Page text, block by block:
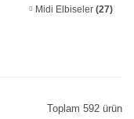
Midi Elbiseler (27)
Toplam 592 ürün